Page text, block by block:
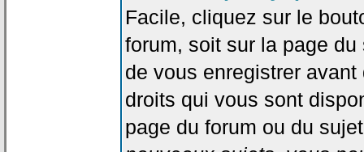
Facile, cliquez sur le
forum, soit sur la page
de vous enregistrer
droits qui vous sont
page du forum ou du